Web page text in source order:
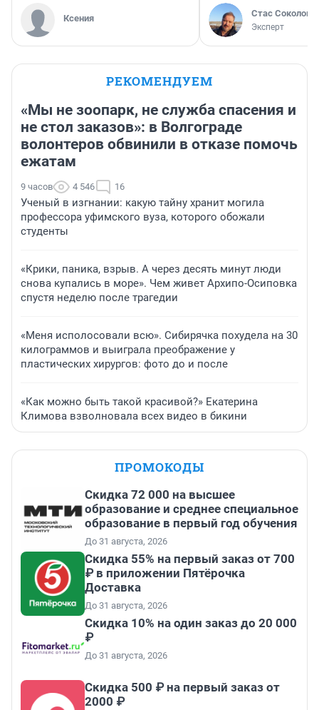
Ксения Стас Соколов
Эксперт
РЕКОМЕНДУЕМ
«Мы не зоопарк, не служба спасения и
не стол заказов»: в Волгограде
волонтеров обвинили в отказе помочь
ежатам
9 часов 4 546 16
Ученый в изгнании: какую тайну хранит могила
профессора уфимского вуза, которого обожали
студенты
«Крики, паника, взрыв. А через десять минут люди
снова купались в море». Чем живет Архипо-Осиповка
спустя неделю после трагедии
«Меня исполосовали всю». Сибирячка похудела на 30
килограммов и выиграла преображение у
пластических хирургов: фото до и после
«Как можно быть такой красивой?» Екатерина
Климова взволновала всех видео в бикини
ПРОМОКОДЫ
Скидка 72 000 на высшее
образование и среднее специальное
образование в первый год обучения
До 31 августа, 2026
Скидка 55% на первый заказ от 700
₽ в приложении Пятёрочка
Доставка
До 31 августа, 2026
Скидка 10% на один заказ до 20 000
₽
До 31 августа, 2026
Скидка 500 ₽ на первый заказ от
2000 ₽